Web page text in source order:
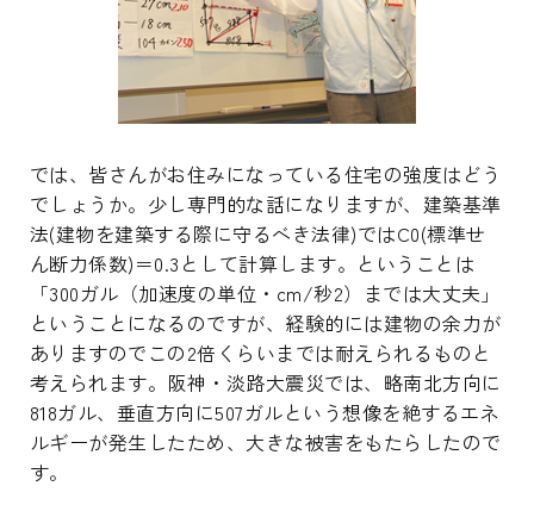
では、皆さんがお住みになっている住宅の強度はどう
でしょうか。少し専門的な話になりますが、建築基準
法(建物を建築する際に守るべき法律)ではC0(標準せ
ん断力係数)＝0.3として計算します。ということは
「300ガル（加速度の単位・cm/秒2）までは大丈夫」
ということになるのですが、経験的には建物の余力が
ありますのでこの2倍くらいまでは耐えられるものと
考えられます。阪神・淡路大震災では、略南北方向に
818ガル、垂直方向に507ガルという想像を絶するエネ
ルギーが発生したため、大きな被害をもたらしたので
す。